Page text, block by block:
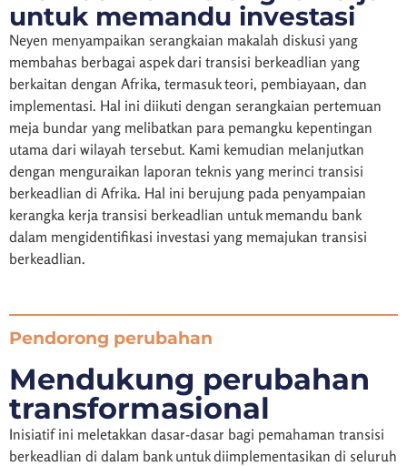
untuk memandu investasi
Neyen menyampaikan serangkaian makalah diskusi yang
membahas berbagai aspek dari transisi berkeadlian yang
berkaitan dengan Afrika, termasuk teori, pembiayaan, dan
implementasi. Hal ini diikuti dengan serangkaian pertemuan
meja bundar yang melibatkan para pemangku kepentingan
utama dari wilayah tersebut. Kami kemudian melanjutkan
dengan menguraikan laporan teknis yang merinci transisi
berkeadlian di Afrika. Hal ini berujung pada penyampaian
kerangka kerja transisi berkeadlian untuk memandu bank
dalam mengidentifikasi investasi yang memajukan transisi
berkeadlian.
Pendorong perubahan
Mendukung perubahan
transformasional
Inisiatif ini meletakkan dasar-dasar bagi pemahaman transisi
berkeadlian di dalam bank untuk diimplementasikan di seluruh